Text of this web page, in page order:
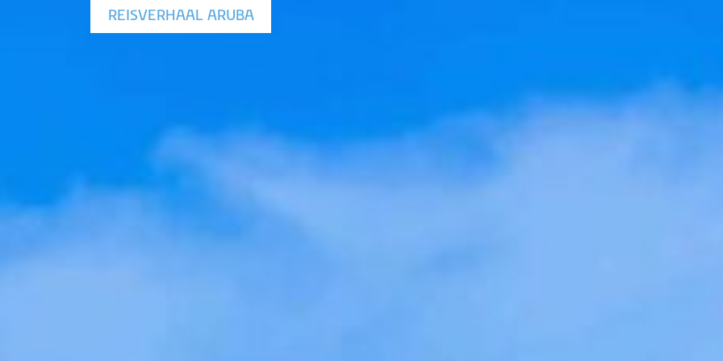
REISVERHAAL ARUBA